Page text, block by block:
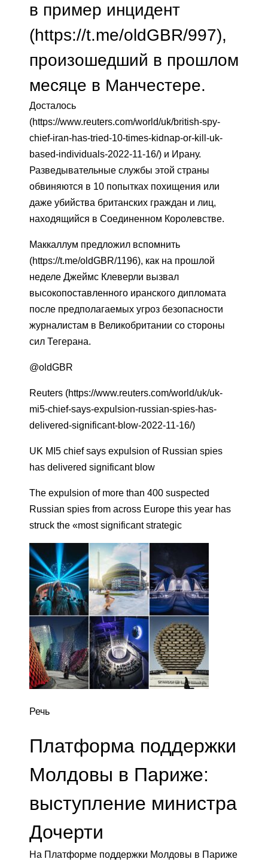
в пример инцидент
(https://t.me/oldGBR/997),
произошедший в прошлом
месяце в Манчестере.
Досталось
(https://www.reuters.com/world/uk/british-spy-
chief-iran-has-tried-10-times-kidnap-or-kill-uk-
based-individuals-2022-11-16/) и Ирану.
Разведывательные службы этой страны
обвиняются в 10 попытках похищения или
даже убийства британских граждан и лиц,
находящийся в Соединенном Королевстве.
Маккаллум предложил вспомнить
(https://t.me/oldGBR/1196), как на прошлой
неделе Джеймс Клеверли вызвал
высокопоставленного иранского дипломата
после предполагаемых угроз безопасности
журналистам в Великобритании со стороны
сил Тегерана.
@oldGBR
Reuters (https://www.reuters.com/world/uk/uk-
mi5-chief-says-expulsion-russian-spies-has-
delivered-significant-blow-2022-11-16/)
UK MI5 chief says expulsion of Russian spies
has delivered significant blow
The expulsion of more than 400 suspected
Russian spies from across Europe this year has
struck the «most significant strategic
Речь
Платформа поддержки
Молдовы в Париже:
выступление министра
Дочерти
На Платформе поддержки Молдовы в Париже